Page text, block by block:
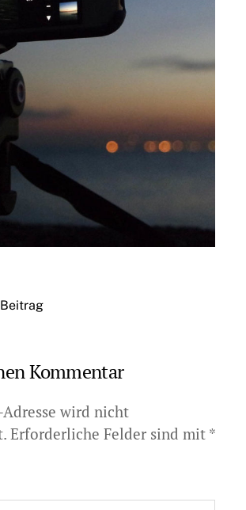
Kommentar
wird nicht
Erforderliche Felder sind mit *